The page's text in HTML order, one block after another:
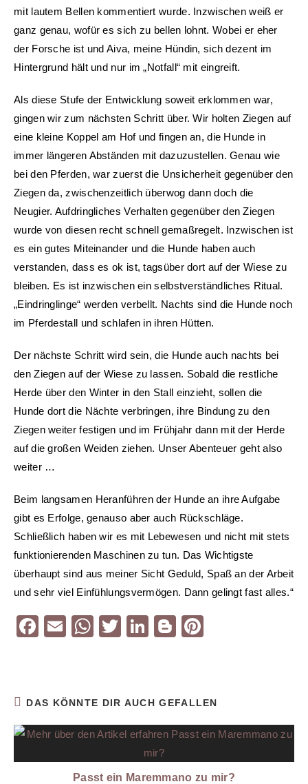
mit lautem Bellen kommentiert wurde. Inzwischen weiß er
ganz genau, wofür es sich zu bellen lohnt. Wobei er eher
der Forsche ist und Aiva, meine Hündin, sich dezent im
Hintergrund hält und nur im „Notfall“ mit eingreift.
Als diese Stufe der Entwicklung soweit erklommen war,
gingen wir zum nächsten Schritt über. Wir holten Ziegen auf
eine kleine Koppel am Hof und fingen an, die Hunde in
immer längeren Abständen mit dazuzustellen. Genau wie
bei den Pferden, war zuerst die Unsicherheit gegenüber den
Ziegen da, zwischenzeitlich überwog dann doch die
Neugier. Aufdringliches Verhalten gegenüber den Ziegen
wurde von diesen recht schnell gemaßregelt. Inzwischen ist
es ein gutes Miteinander und die Hunde haben auch
verstanden, dass es ok ist, tagsüber dort auf der Wiese zu
bleiben. Es ist inzwischen ein selbstverständliches Ritual.
„Eindringlinge“ werden verbellt. Nachts sind die Hunde noch
im Pferdestall und schlafen in ihren Hütten.
Der nächste Schritt wird sein, die Hunde auch nachts bei
den Ziegen auf der Wiese zu lassen. Sobald die restliche
Herde über den Winter in den Stall einzieht, sollen die
Hunde dort die Nächte verbringen, ihre Bindung zu den
Ziegen weiter festigen und im Frühjahr dann mit der Herde
auf die großen Weiden ziehen. Unser Abenteuer geht also
weiter …
Beim langsamen Heranführen der Hunde an ihre Aufgabe
gibt es Erfolge, genauso aber auch Rückschläge.
Schließlich haben wir es mit Lebewesen und nicht mit stets
funktionierenden Maschinen zu tun. Das Wichtigste
überhaupt sind aus meiner Sicht Geduld, Spaß an der Arbeit
und sehr viel Einfühlungsvermögen. Dann gelingt fast alles.“
F
b
o
o
E
W
A
p
p
T
Li
dI
n
Bl
er st
DAS KÖNNTE DIR AUCH GEFALLEN
Passt ein Maremmano zu mir?